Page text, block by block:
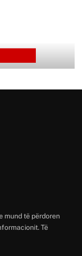
mund të përdoren
Të